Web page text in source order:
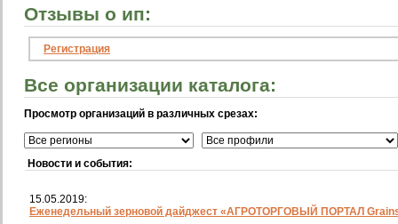
Отзывы о ип:
Регистрация
Все организации каталога:
Просмотр организаций в различных срезах:
Новости и события:
15.05.2019:
Еженедельный зерновой дайджест «АГРОТОРГОВЫЙ ПОРТАЛ